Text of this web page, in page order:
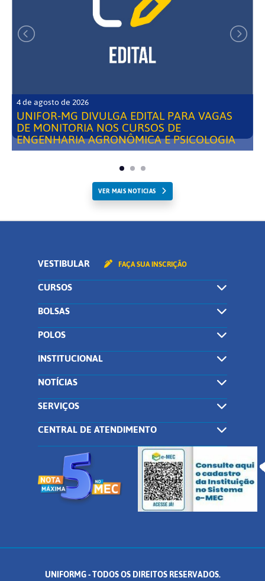
4 de agosto de 2026
UNIFOR-MG DIVULGA EDITAL PARA VAGAS
DE MONITORIA NOS CURSOS DE
ENGENHARIA AGRONÔMICA E PSICOLOGIA
VER MAIS NOTICIAS
VESTIBULAR FAÇA SUA INSCRIÇÃO
CURSOS
BOLSAS
POLOS
INSTITUCIONAL
NOTÍCIAS
SERVIÇOS
CENTRAL DE ATENDIMENTO
UNIFORMG - TODOS OS DIREITOS RESERVADOS.